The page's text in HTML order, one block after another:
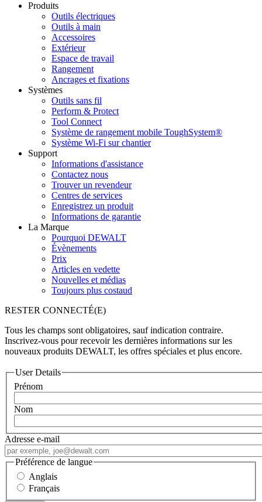
Produits
Outils électriques
Outils à main
Accessoires
Extérieur
Espace de travail
Rangement
Ancrages et fixations
Systèmes
Outils sans fil
Perform & Protect
Tool Connect
Système de rangement mobile ToughSystem®
Système Wi-Fi sur chantier
Support
Informations d'assistance
Contactez nous
Trouver un revendeur
Centres de services
Enregistrez un produit
Informations de garantie
La Marque
Pourquoi DEWALT
Évènements
Prix
Articles en vedette
Nouvelles et médias
Toujours plus costaud
RESTER CONNECTÉ(E)
Tous les champs sont obligatoires, sauf indication contraire.
Inscrivez-vous pour recevoir les dernières informations sur les
nouveaux produits DEWALT, les offres spéciales et plus encore.
User Details
Prénom
Nom
Adresse e-mail
Préférence de langue
Anglais
Français